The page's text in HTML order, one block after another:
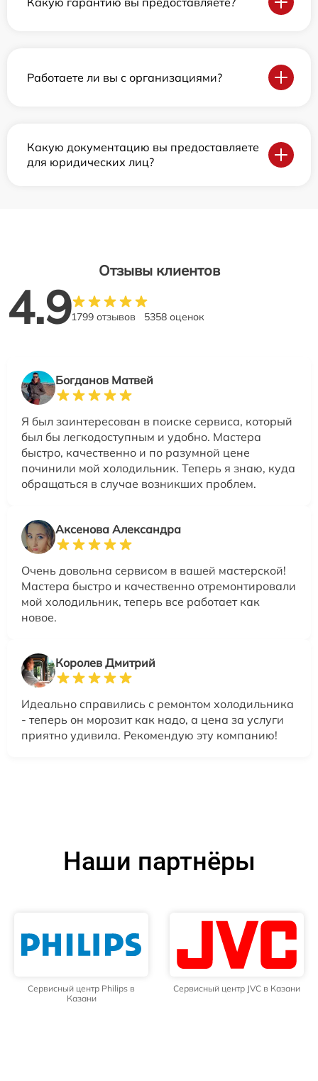
Работаете ли вы с организациями?
Какую документацию вы предоставляете
для юридических лиц?
Отзывы клиентов
4.91799 отзывов 5358 оценок
Богданов Матвей
Я был заинтересован в поиске сервиса, который
был бы легкодоступным и удобно. Мастера
быстро, качественно и по разумной цене
починили мой холодильник. Теперь я знаю, куда
обращаться в случае возникших проблем.
Аксенова Александра
Очень довольна сервисом в вашей мастерской!
Мастера быстро и качественно отремонтировали
мой холодильник, теперь все работает как
новое.
Королев Дмитрий
Идеально справились с ремонтом холодильника
- теперь он морозит как надо, а цена за услуги
приятно удивила. Рекомендую эту компанию!
Наши партнёры
Сервисный центр Philips в
Казани
Сервисный центр JVC в Казани